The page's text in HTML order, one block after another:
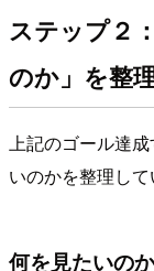
ステップ２
のか」を整
上記のゴール達
いのかを整理して
何を見たいのか